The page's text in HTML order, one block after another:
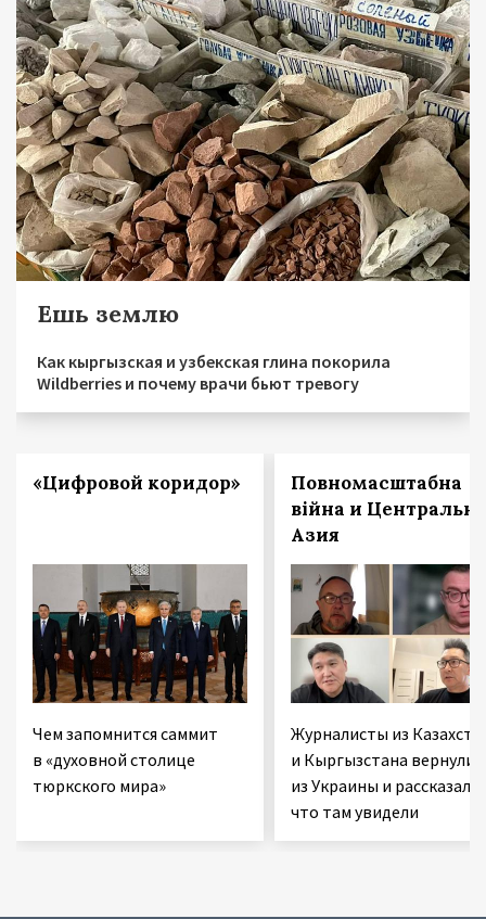
Ешь землю
Как кыргызская и узбекская глина покорила
Wildberries и почему врачи бьют тревогу
«Цифровой коридор»
Чем запомнится саммит
в «духовной столице
тюркского мира»
Повномасштабна
війна и
Азия
Журналисты из
и Кыргызстана
из Украины и рассказали,
что там увидели